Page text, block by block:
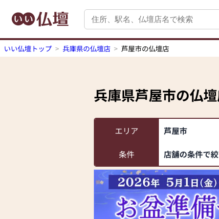
いい仏壇トップ 兵庫県の仏壇店 芦屋市の仏壇店
兵庫県芦屋市の仏
エリア 芦屋市
条件 店舗の条件で